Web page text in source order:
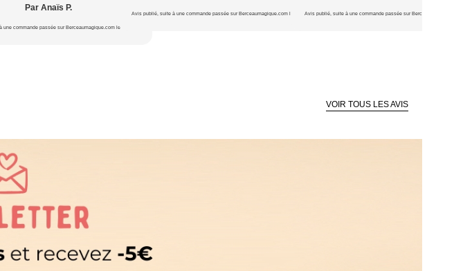
Par Anaïs P.
une commande passée sur Berceaumagique.com le 16/07/2026
Avis publié, suite à une commande passée sur Berceaumagique.com le 16/07/2026Avis publié, suite à une commande passée sur Berceaumagique.com le
VOIR TOUS LES AVIS